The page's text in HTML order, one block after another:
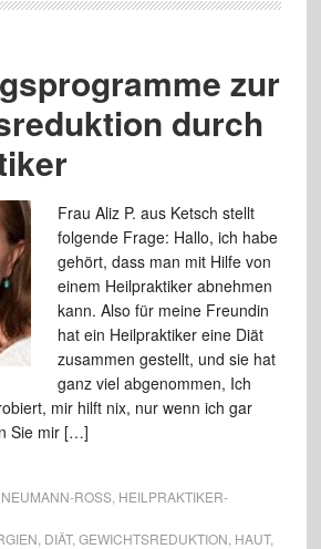
zur
durch
Frau Aliz P. aus Ketsch stellt
folgende Frage: Hallo, ich habe
gehört, dass man mit Hilfe von
einem Heilpraktiker abnehmen
kann. Also für meine Freundin
hat ein Heilpraktiker eine Diät
zusammen gestellt, und sie hat
ganz viel abgenommen, Ich
mir hilft nix, nur wenn ich gar
Sie mir […]
ROSS , HEILPRAKTIKER-
DIÄT, GEWICHTSREDUKTION HAUT,